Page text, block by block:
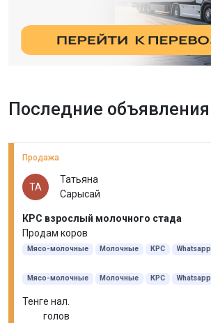
Последние объявления
Продажа
ТА
Татьяна
Сарысай
КРС взрослый молочного стада
Продам коров
Мясо-молочные Молочные КРС Whatsapp
Мясо-молочные Молочные КРС Whatsapp
Тенге нал.
голов